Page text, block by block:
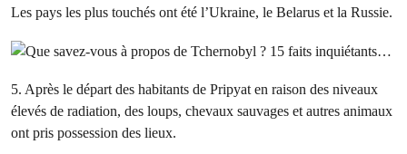
Les pays les plus touchés ont été l’Ukraine, le Belarus et la Russie.
5. Après le départ des habitants de Pripyat en raison des niveaux
élevés de radiation, des loups, chevaux sauvages et autres animaux
ont pris possession des lieux.